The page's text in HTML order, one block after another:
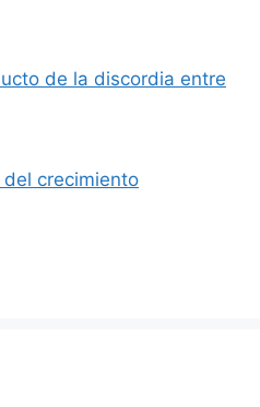
de la discordia entre
crecimiento